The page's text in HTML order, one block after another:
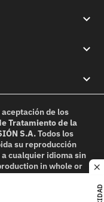
de los
Tratamiento de la
S.A.Todos los
su reproducción
cualquier idioma sin
in whole or
permission is